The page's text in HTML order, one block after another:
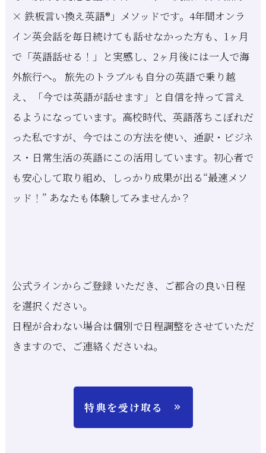
× 鉄板言い換え英語®」メソッドです。4年間オンラ
イン英会話を毎日続けても話せなかった方も、1ヶ月
で「英語話せる！」と実感し、2ヶ月後には一人で海
外旅行へ。 旅先のトラブルも自分の英語で乗り越
え、「今では英語が話せます」と自信を持って言え
るようになっています。高校時代、英語落ちこぼれだ
った私ですが、今ではこの方法を使い、通訳・ビジネ
ス・日常生活の英語にこの活用しています。初心者で
も安心して取り組め、しっかり成果が出る“最速メソ
ッド！” あなたも体験してみませんか？
公式ラインからご登録 いただき、ご都合の良い日程
を選択ください。
日程が合わない場合は個別で日程調整をさせていただ
きますので、ご連絡くださいね。
特典を受け取る